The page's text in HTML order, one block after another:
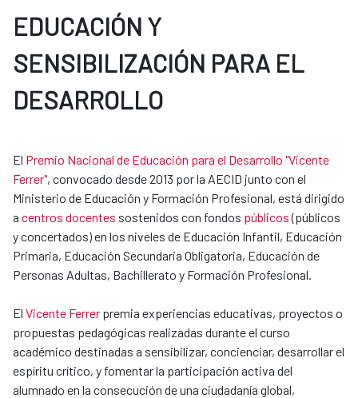
EDUCACIÓN Y
SENSIBILIZACIÓN PARA EL
DESARROLLO
El Premio Nacional de Educación para el Desarrollo "Vicente
Ferrer", convocado desde 2013 por la AECID junto con el
Ministerio de Educación y Formación Profesional, está dirigido
a centros docentes sostenidos con fondos públicos(públicos
y concertados) en los niveles de Educación Infantil, Educación
Primaria, Educación Secundaria Obligatoria, Educación de​​
Personas Adultas, Bachillerato y Formación Profesional.
El Vicente Ferrer premia experiencias educativas, proyectos o
propuestas pedagógicas realizadas durante el curso
académico destinadas a sensibilizar, concienciar, desarrollar el
espíritu crítico, y fomentar la participación activa del
alumnado en la consecución de una ciudadanía global,